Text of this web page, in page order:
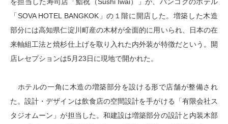
「SOVA HOTEL BANGKOK」の１階に開店した。増築した木造
部分には高知県仁淀川町産の木材が全面的に用いられ、日本の在
来軸組工法と焼杉仕上げを取り入れた内外装が特徴だという。開
店レセプションは5月23日に現地で開かれた。
ホテルの一角に木造の増築部分を設ける形で店舗が整備され
た。設計・デザインは飲食店の空間設計を手がける「有限会社ス
タジオムーン」が担当した。和建設は増築部分の設計と内装木部